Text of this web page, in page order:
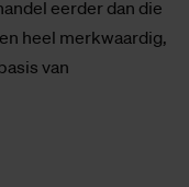
eerder dan die
heel merkwaardig,
van